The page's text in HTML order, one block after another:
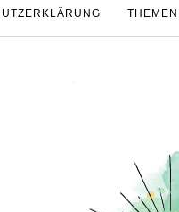
THEMEN